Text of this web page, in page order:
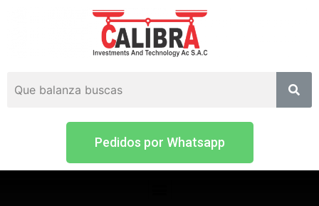
Pedidos por Whatsapp